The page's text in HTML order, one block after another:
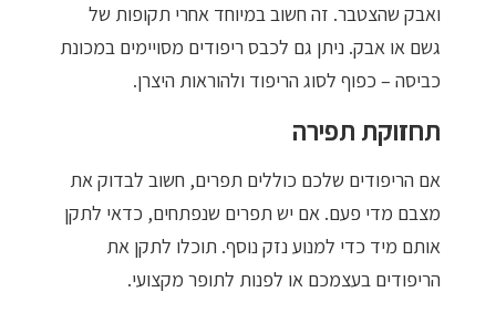
ואבק שהצטבר. זה חשוב במיוחד אחרי תקופות של
גשם או אבק. ניתן גם לכבס ריפודים מסויימים במכונת
כביסה – כפוף לסוג הריפוד ולהוראות היצרן.
תחזוקת תפירה
אם הריפודים שלכם כוללים תפרים, חשוב לבדוק את
מצבם מדי פעם. אם יש תפרים שנפתחים, כדאי לתקן
אותם מיד כדי למנוע נזק נוסף. תוכלו לתקן את
הריפודים בעצמכם או לפנות לתופר מקצועי.